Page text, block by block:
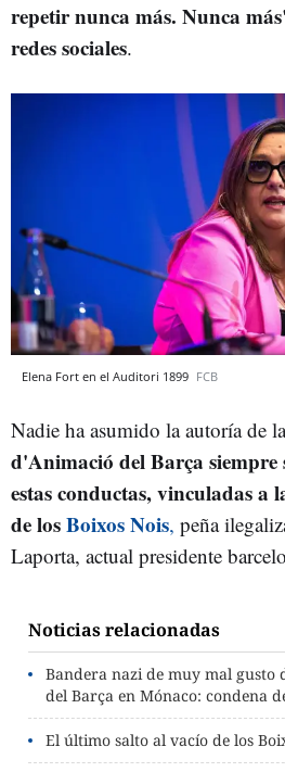
repetir nunca más. Nunca
redes sociales.
Elena Fort en el Auditori 1899 FCB
Nadie ha asumido la autoría de
d'Animació del Barça siempre
estas conductas, vinculadas a
de losBoixos Nois, peña
Laporta, actual presidente
Noticias relacionadas
Bandera nazi de muy mal gusto
del Barça en Mónaco: condena
El último salto al vacío de los